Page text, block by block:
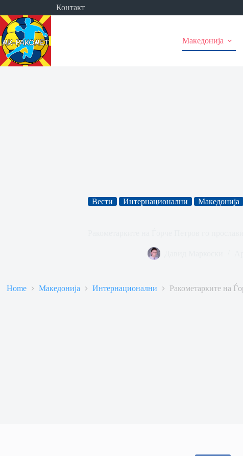
content
Контакт
Македонија
Вести Интернационални Македонија
Home Македонија Интернационални Ракометарките на